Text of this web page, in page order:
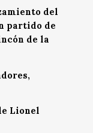
del
partido de
de la
Lionel